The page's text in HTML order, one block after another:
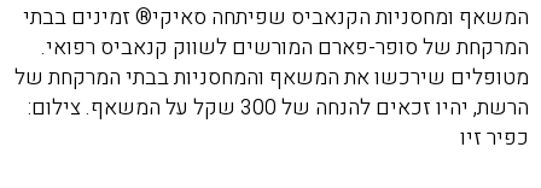
המשאף ומחסניות הקנאביס שפיתחה סאיקי® זמינים בבתי
המרקחת של סופר-פארם המורשים לשווק קנאביס רפואי.
מטופלים שירכשו את המשאף והמחסניות בבתי המרקחת של
הרשת, יהיו זכאים להנחה של 300 שקל על המשאף. צילום:
כפיר זיו